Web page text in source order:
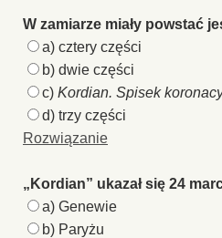
W zamiarze miały powstać
a) cztery części
b) dwie części
c) Kordian. Spisek
d) trzy części
Rozwiązanie
„Kordian” ukazał się 24
a) Genewie
b) Paryżu